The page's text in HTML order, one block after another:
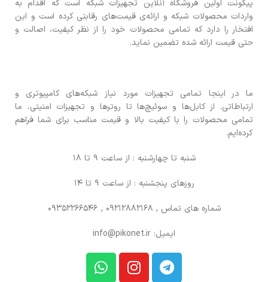
پیکونت اولین فروشگاه آنلاین تجهیزات شبکه است که اقدام به
واردات محصولات شبکه و ارائه‌ی قیمت‌های رقابتی کرده است و این
افتخار را دارد که تمامی محصولات خود را از نظر کیفیت، اصالت و
حتی قیمت ارائه شده تضمین نماید.
ما در اینجا تمامی تجهیزات مورد نیاز شبکه‌های کامپیوتری و
ارتباطاتی. از کابل‌ها و سوئیچ‌ها تا روترها و تجهیزات امنیتی، ما
تمامی محصولات را با کیفیت بالا و قیمت مناسب برای شما فراهم
کرده‌ایم.
شنبه تا چهارشنبه : از ساعت 9 تا 18
روزهای پنجشنبه : از ساعت 9 تا 14
شماره های تماس , 09212882168 , 09352266546
ایمیل: info@pikonet.ir